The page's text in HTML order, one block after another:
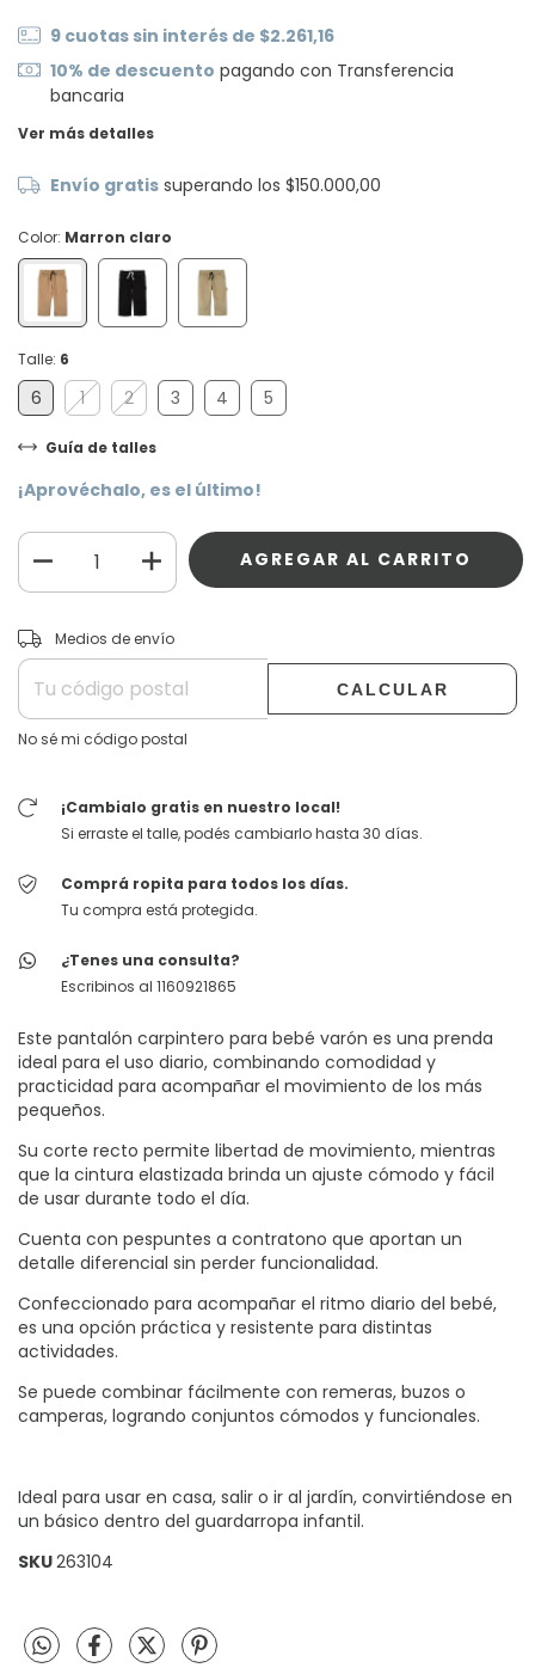
9 cuotas sin interés de $2.261,16
10% de descuento pagando con Transferencia
bancaria
Ver más detalles
Envío gratis superando los $150.000,00
Color: Marron claro
Talle: 6
6 1 2 3 4 5
Guía de talles
¡Aprovéchalo, es el último!
Entregas para el CP:
Medios de envío
CALCULAR
No sé mi código postal
¡Cambialo gratis en nuestro local!
Si erraste el talle, podés cambiarlo hasta 30 días.
Comprá ropita para todos los días.
Tu compra está protegida.
¿Tenes una consulta?
Escribinos al 1160921865
Este pantalón carpintero para bebé varón es una prenda
ideal para el uso diario, combinando comodidad y
practicidad para acompañar el movimiento de los más
pequeños.
Su corte recto permite libertad de movimiento, mientras
que la cintura elastizada brinda un ajuste cómodo y fácil
de usar durante todo el día.
Cuenta con pespuntes a contratono que aportan un
detalle diferencial sin perder funcionalidad.
Confeccionado para acompañar el ritmo diario del bebé,
es una opción práctica y resistente para distintas
actividades.
Se puede combinar fácilmente con remeras, buzos o
camperas, logrando conjuntos cómodos y funcionales.
Ideal para usar en casa, salir o ir al jardín, convirtiéndose en
un básico dentro del guardarropa infantil.
SKU263104